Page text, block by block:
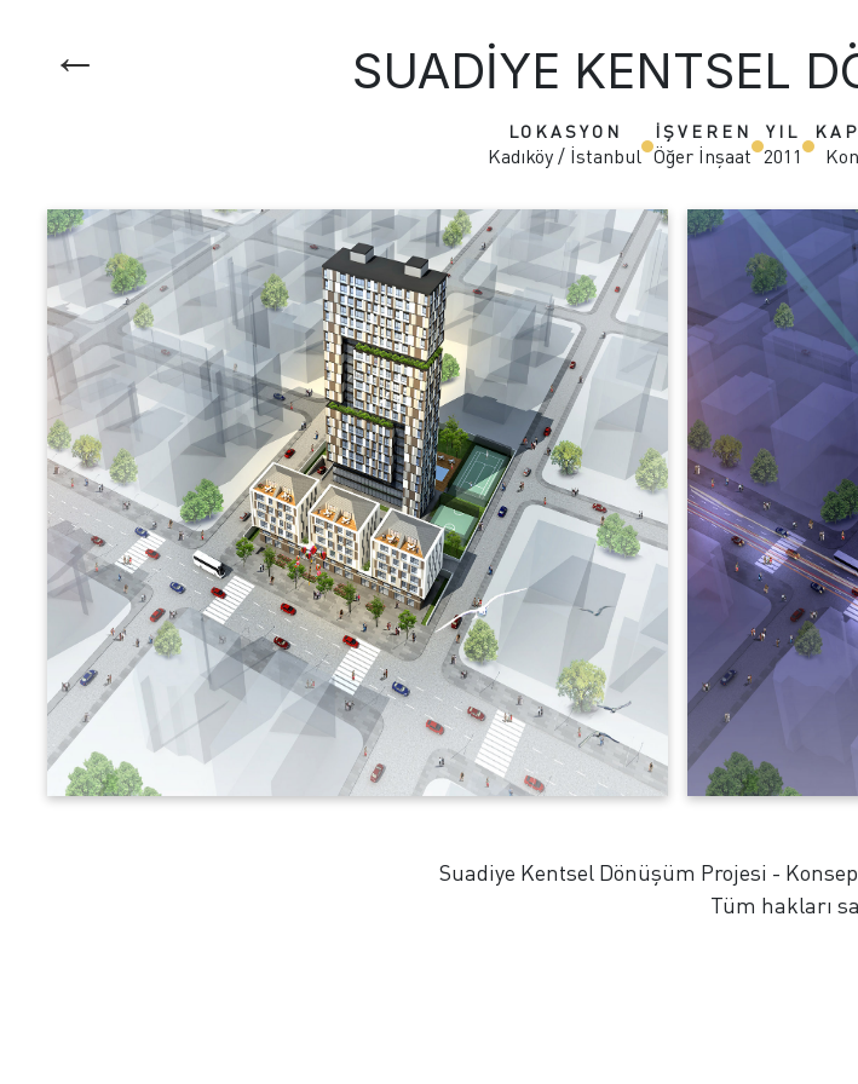
← SUADIYE KENTSEL
LOKASYON
Kadıköy / İstanbul
İŞVEREN
Öğer İnşaat
YIL
2011
Suadiye Kentsel Dönüşüm Projesi -
Tüm hakları